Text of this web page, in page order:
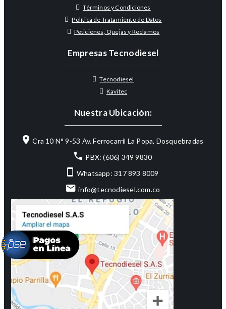
Términos y Condiciones
Política de Tratamiento de Datos
Peticiones, Quejas y Reclamos
Empresas Tecnodiesel
Tecnodiesel
Kavitec
Nuestra Ubicación:
Cra 10 N° 9-53 Av. Ferrocarril La Popa, Dosquebradas
PBX: (606) 349 9830
Whatsapp: 317 893 8009
info@tecnodiesel.com.co